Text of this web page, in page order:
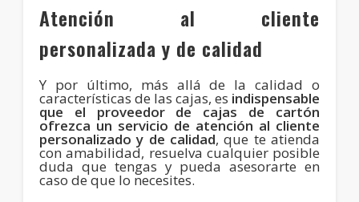
Atención al cliente
personalizada y de calidad
Y por último, más allá de la calidad o
características de las cajas, es indispensable
que el proveedor de cajas de cartón
ofrezca un servicio de atención al cliente
personalizado y de calidad, que te atienda
con amabilidad, resuelva cualquier posible
duda que tengas y pueda asesorarte en
caso de que lo necesites.